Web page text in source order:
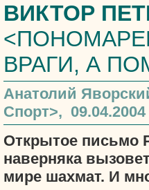
ВИКТОР
ВРАГИ, А
Анатолий
Спорт>, 09.04.2004
Открытое письмо
наверняка
мире шахмат. И